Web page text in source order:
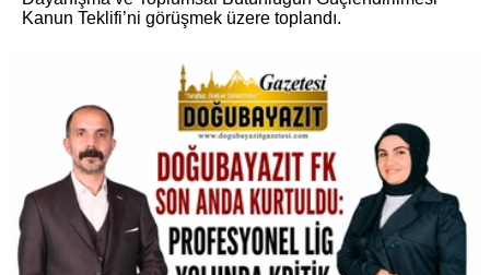
Kanun Teklifi’ni görüşmek üzere toplandı.